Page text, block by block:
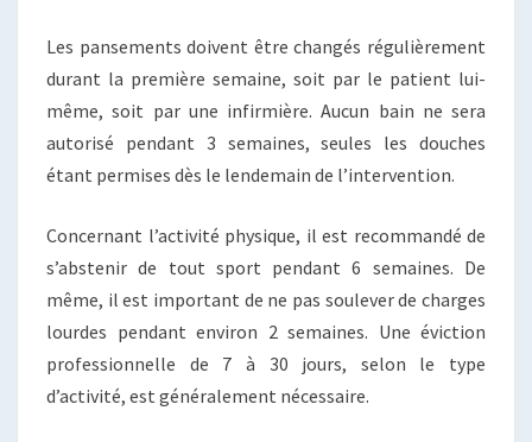
Les pansements doivent être changés régulièrement
durant la première semaine, soit par le patient lui-
même, soit par une infirmière. Aucun bain ne sera
autorisé pendant 3 semaines, seules les douches
étant permises dès le lendemain de l’intervention.
Concernant l’activité physique, il est recommandé de
s’abstenir de tout sport pendant 6 semaines. De
même, il est important de ne pas soulever de charges
lourdes pendant environ 2 semaines. Une éviction
professionnelle de 7 à 30 jours, selon le type
d’activité, est généralement nécessaire.